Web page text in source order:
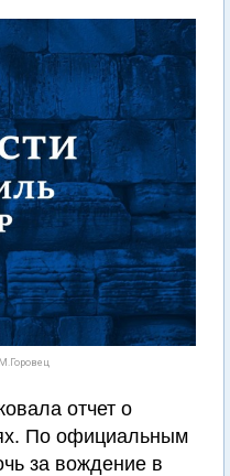
отчет о
По официальным
за вождение в